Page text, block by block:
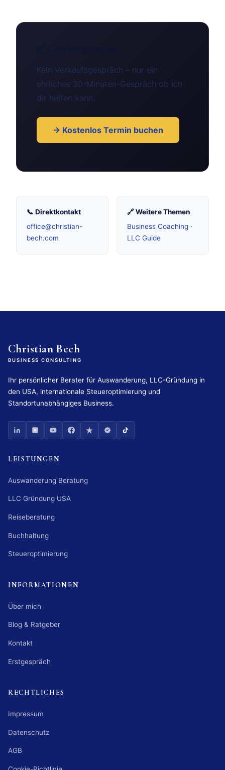
Kein Verkaufsgespräch – nur ein
ehrliches 30-Minuten-Gespräch ob ich
dir helfen kann.
→ Kostenlos Termin buchen
📞 Direktkontakt
office@christian-
bech.com
🔗 Weitere Themen
Business Coaching ·
LLC Guide
Christian Bech
BUSINESS CONSULTING
Ihr persönlicher Berater für Auswanderung, LLC-Gründung in
den USA, internationale Steueroptimierung und
Standortunabhängiges Business.
LEISTUNGEN
Auswanderung Beratung
LLC Gründung USA
Reiseberatung
Buchhaltung
Steueroptimierung
INFORMATIONEN
Über mich
Blog & Ratgeber
Kontakt
Erstgespräch
RECHTLICHES
Impressum
Datenschutz
AGB